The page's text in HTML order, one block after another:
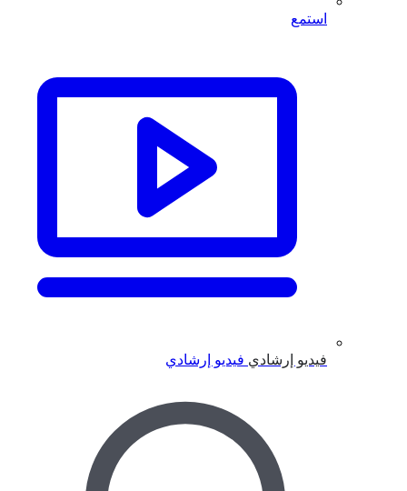
استمع
فيديو إرشادي فيديو إرشادي